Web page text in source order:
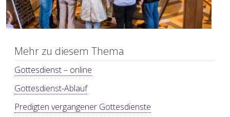
Mehr zu diesem Thema
Gottesdienst – online
Gottesdienst-Ablauf
Predigten vergangener Gottesdienste